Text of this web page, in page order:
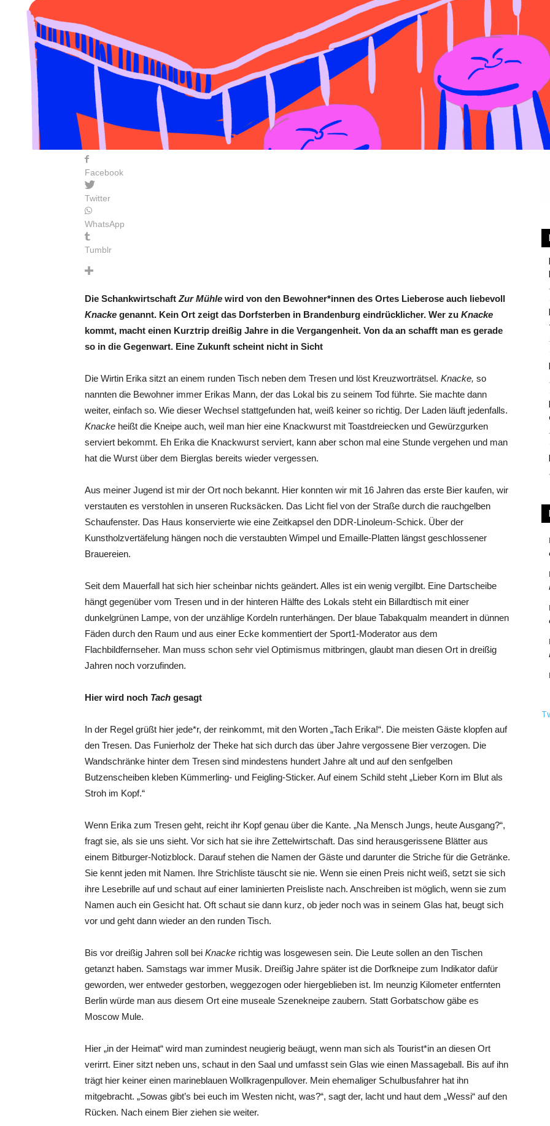
Facebook
Twitter
WhatsApp
Tumblr
Die SchankwirtschaftZur Mühle wird von den Bewohner*innen des Ortes Lieberose auch liebevoll
Knacke genannt. Kein Ort zeigt das Dorfsterben in Brandenburg eindrücklicher. Wer zu Knacke
kommt, macht einen Kurztrip dreißig Jahre in die Vergangenheit. Von da an schafft man es gerade
so in die Gegenwart. Eine Zukunft scheint nicht in Sicht
Die Wirtin Erika sitzt an einem runden Tisch neben dem Tresen und löst Kreuzworträtsel. Knacke, so
nannten die Bewohner immer Erikas Mann, der das Lokal bis zu seinem Tod führte. Sie machte dann
weiter, einfach so. Wie dieser Wechsel stattgefunden hat, weiß keiner so richtig. Der Laden läuft jedenfalls.
Knacke heißt die Kneipe auch, weil man hier eine Knackwurst mit Toastdreiecken und Gewürzgurken
serviert bekommt. Eh Erika die Knackwurst serviert, kann aber schon mal eine Stunde vergehen und man
hat die Wurst über dem Bierglas bereits wieder vergessen.
Aus meiner Jugend ist mir der Ort noch bekannt. Hier konnten wir mit 16 Jahren das erste Bier kaufen, wir
verstauten es verstohlen in unseren Rucksäcken. Das Licht fiel von der Straße durch die rauchgelben
Schaufenster. Das Haus konservierte wie eine Zeitkapsel den DDR-Linoleum-Schick. Über der
Kunstholzvertäfelung hängen noch die verstaubten Wimpel und Emaille-Platten längst geschlossener
Brauereien.
Seit dem Mauerfall hat sich hier scheinbar nichts geändert. Alles ist ein wenig vergilbt. Eine Dartscheibe
hängt gegenüber vom Tresen und in der hinteren Hälfte des Lokals steht ein Billardtisch mit einer
dunkelgrünen Lampe, von der unzählige Kordeln runterhängen. Der blaue Tabakqualm meandert in dünnen
Fäden durch den Raum und aus einer Ecke kommentiert der Sport1-Moderator aus dem
Flachbildfernseher. Man muss schon sehr viel Optimismus mitbringen, glaubt man diesen Ort in dreißig
Jahren noch vorzufinden.
Hier wird noch Tach gesagt
In der Regel grüßt hier jede*r, der reinkommt, mit den Worten „Tach Erika!“. Die meisten Gäste klopfen auf
den Tresen. Das Funierholz der Theke hat sich durch das über Jahre vergossene Bier verzogen. Die
Wandschränke hinter dem Tresen sind mindestens hundert Jahre alt und auf den senfgelben
Butzenscheiben kleben Kümmerling- und Feigling-Sticker. Auf einem Schild steht „Lieber Korn im Blut als
Stroh im Kopf.“
Wenn Erika zum Tresen geht, reicht ihr Kopf genau über die Kante. „Na Mensch Jungs, heute Ausgang?“,
fragt sie, als sie uns sieht. Vor sich hat sie ihre Zettelwirtschaft. Das sind herausgerissene Blätter aus
einem Bitburger-Notizblock. Darauf stehen die Namen der Gäste und darunter die Striche für die Getränke.
Sie kennt jeden mit Namen. Ihre Strichliste täuscht sie nie. Wenn sie einen Preis nicht weiß, setzt sie sich
ihre Lesebrille auf und schaut auf einer laminierten Preisliste nach. Anschreiben ist möglich, wenn sie zum
Namen auch ein Gesicht hat. Oft schaut sie dann kurz, ob jeder noch was in seinem Glas hat, beugt sich
vor und geht dann wieder an den runden Tisch.
Bis vor dreißig Jahren soll bei Knacke richtig was losgewesen sein. Die Leute sollen an den Tischen
getanzt haben. Samstags war immer Musik. Dreißig Jahre später ist die Dorfkneipe zum Indikator dafür
geworden, wer entweder gestorben, weggezogen oder hiergeblieben ist. Im neunzig Kilometer entfernten
Berlin würde man aus diesem Ort eine museale Szenekneipe zaubern. Statt Gorbatschow gäbe es
Moscow Mule.
Hier „in der Heimat“ wird man zumindest neugierig beäugt, wenn man sich als Tourist*in an diesen Ort
verirrt. Einer sitzt neben uns, schaut in den Saal und umfasst sein Glas wie einen Massageball. Bis auf ihn
trägt hier keiner einen marineblauen Wollkragenpullover. Mein ehemaliger Schulbusfahrer hat ihn
mitgebracht. „Sowas gibt’s bei euch im Westen nicht, was?“, sagt der, lacht und haut dem „Wessi“ auf den
Rücken. Nach einem Bier ziehen sie weiter.